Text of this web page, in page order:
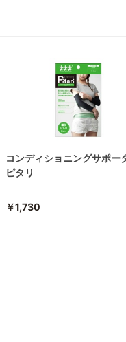
コンディショニングサポ
ピタリ
￥1,730